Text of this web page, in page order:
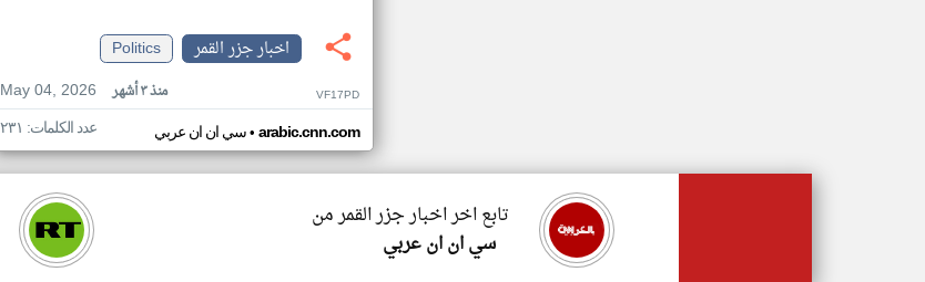
اخبار جزر القمر
Politics
May 04, 2026
منذ ٣ أشهر VF17PD
سي ان ان عربي• arabic.cnn.com عدد الكلمات: ٢٣١
تابع اخر اخبار جزر القمر من
سي ان ان عربي